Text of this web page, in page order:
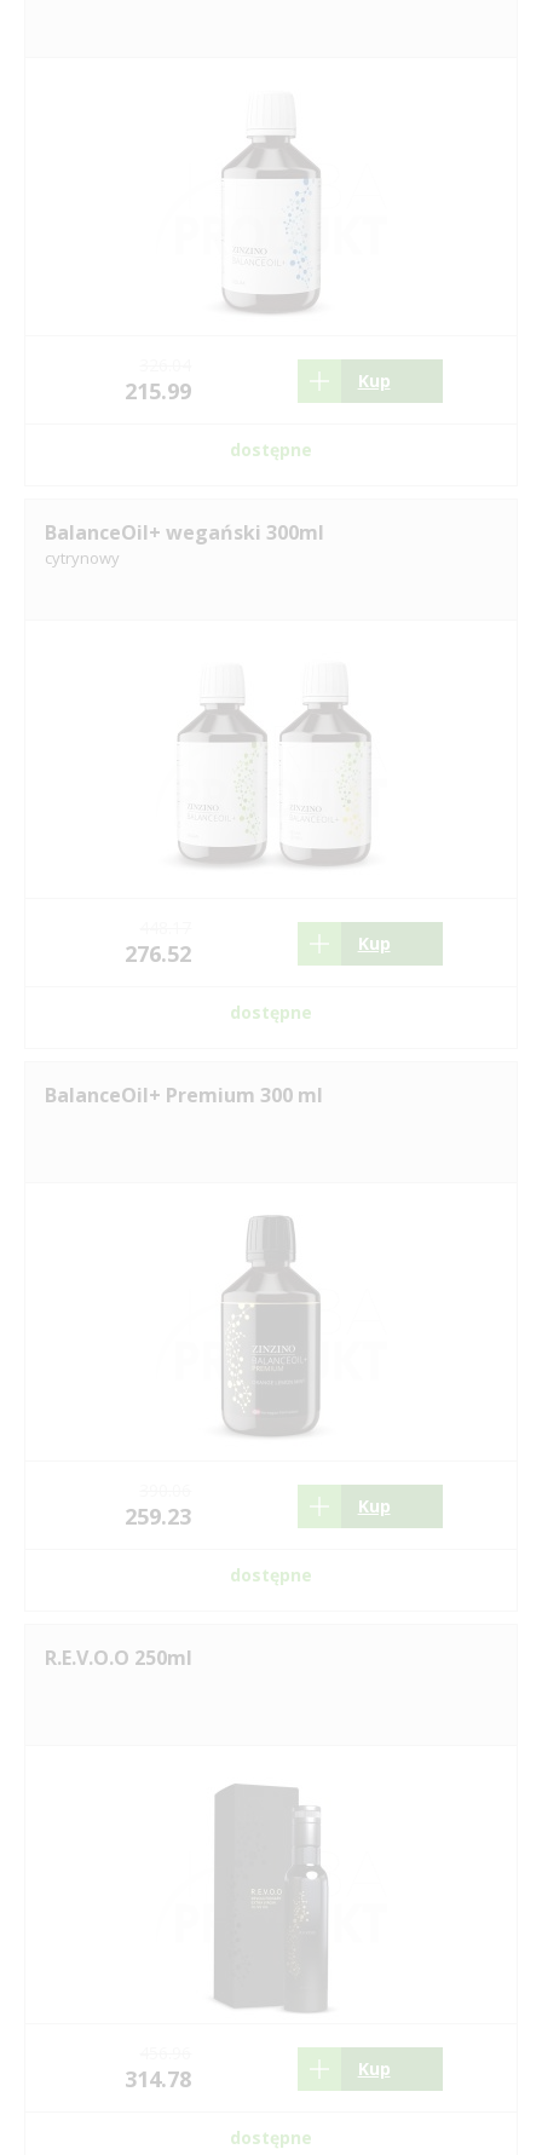
215.99 Kup
dostępne
BalanceOil+ wegański 300ml
cytrynowy
276.52 Kup
dostępne
BalanceOil+ Premium 300 ml
259.23 Kup
dostępne
R.E.V.O.O 250ml
314.78 Kup
dostępne